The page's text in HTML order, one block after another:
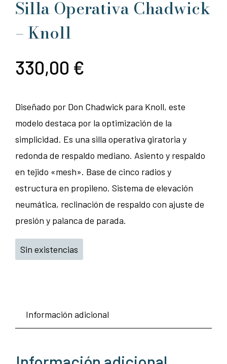
Silla Operativa Chadwick
– Knoll
330,00 €
Diseñado por Don Chadwick para Knoll, este
modelo destaca por la optimización de la
simplicidad. Es una silla operativa giratoria y
redonda de respaldo mediano. Asiento y respaldo
en tejido «mesh». Base de cinco radios y
estructura en propileno. Sistema de elevación
neumática, reclinación de respaldo con ajuste de
presión y palanca de parada.
Sin existencias
Información adicional